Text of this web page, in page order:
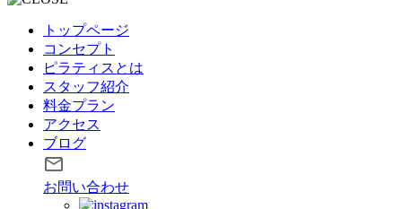
トップページ
コンセプト
ピラティスとは
スタッフ紹介
料金プラン
アクセス
ブログ
お問い合わせ